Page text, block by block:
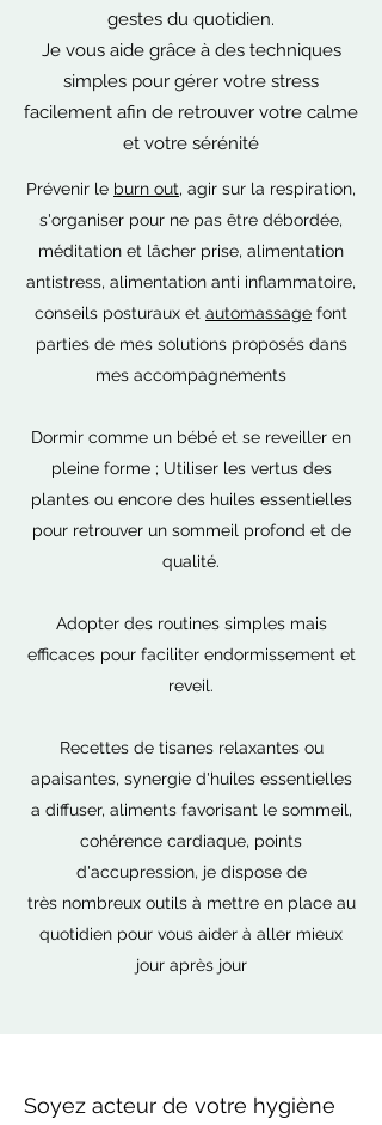
gestes du quotidien.
Je vous aide grâce à des techniques
simples pour gérer votre stress
facilement afin de retrouver votre calme
et votre sérénité
Prévenir le burn out, agir sur la respiration,
s'organiser pour ne pas être débordée,
méditation et lâcher prise, alimentation
antistress, alimentation anti inflammatoire,
conseils posturaux et automassage font
parties de mes solutions proposés dans
mes accompagnements
Dormir comme un bébé et se reveiller en
pleine forme ; Utiliser les vertus des
plantes ou encore des huiles essentielles
pour retrouver un sommeil profond et de
qualité.
Adopter des routines simples mais
efficaces pour faciliter endormissement et
reveil.
Recettes de tisanes relaxantes ou
apaisantes, synergie d'huiles essentielles
a diffuser, aliments favorisant le sommeil,
cohérence cardiaque, points
d'accupression, je dispose de
très nombreux outils à mettre en place au
quotidien pour vous aider à aller mieux
jour après jour
Soyez acteur de votre hygiène